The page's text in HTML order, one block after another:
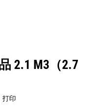
2.1 M3（2.7
打印